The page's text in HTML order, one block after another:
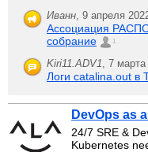
Иванн 9 апреля
Ассоциация
собрание
1
Kiri11.ADV1 7
Логи catalina.out в
DevOps as
24/7 SRE &
Kubernetes